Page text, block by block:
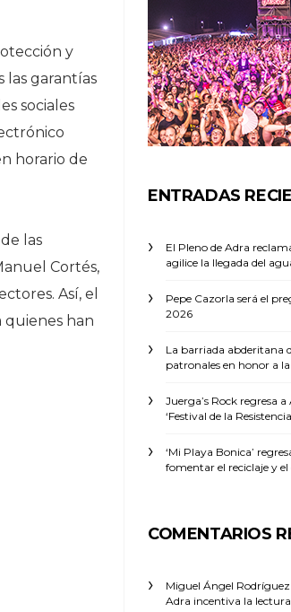
y
las garantías
sociales
horario de
las
Cortés,
Así, el
quienes han
ENTRADAS
El Pleno de Adra
agilice la llegada del
Pepe Cazorla será el
2026
La barriada abderitana
patronales en honor a
Juerga’s Rock regresa
‘Festival de la
‘Mi Playa Bonica’
fomentar el reciclaje y
COMENTARIOS
Miguel Ángel Rodríguez
Adra incentiva la